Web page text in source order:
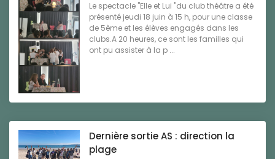
Le spectacle "Elle et Lui "du club théâtre a été
présenté jeudi 18 juin à 15 h, pour une classe
de 5ème et les élèves engagés dans les
clubs.A 20 heures, ce sont les familles qui
ont pu assister à la p ...
Dernière sortie AS : direction la
plage